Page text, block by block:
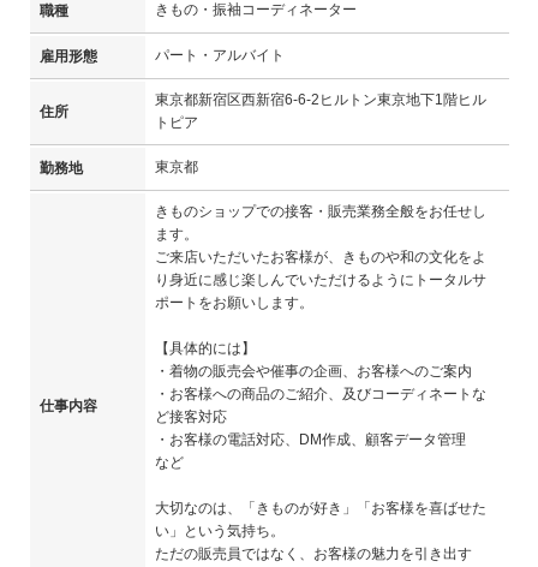
職種 きもの・振袖コーディネーター
雇用形態 パート・アルバイト
住所
東京都新宿区西新宿6-6-2ヒルトン東京地下1階ヒル
トピア
勤務地 東京都
仕事内容
きものショップでの接客・販売業務全般をお任せし
ます。
ご来店いただいたお客様が、きものや和の文化をよ
り身近に感じ楽しんでいただけるようにトータルサ
ポートをお願いします。
【具体的には】
・着物の販売会や催事の企画、お客様へのご案内
・お客様への商品のご紹介、及びコーディネートな
ど接客対応
・お客様の電話対応、DM作成、顧客データ管理
など
大切なのは、「きものが好き」「お客様を喜ばせた
い」という気持ち。
ただの販売員ではなく、お客様の魅力を引き出す